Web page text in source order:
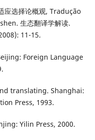
应选择论概观, Tradução
生态翻译学解读.
11-15.
Foreign Language
translating. Shanghai:
Press, 1993.
Yilin Press, 2000.